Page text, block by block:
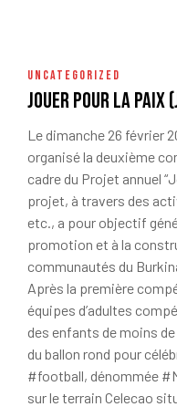
UNCATEGORIZED
Jouer pour la Paix
Le dimanche 26 février
organisé la deuxième
cadre du Projet annuel
projet, à travers des
etc., a pour objectif
promotion et à la
communautés du
Après la première
équipes d’adultes
des enfants de moins
du ballon rond pour
#football, dénommée
sur le terrain Celecao